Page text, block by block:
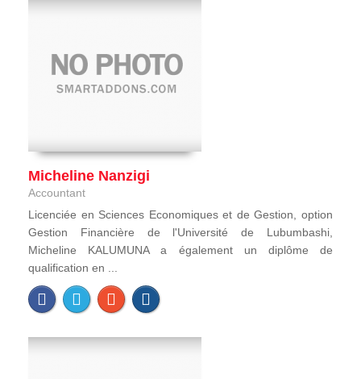
Micheline Nanzigi
Accountant
Licenciée en Sciences Economiques et de Gestion, option
Gestion Financière de l'Université de Lubumbashi,
Micheline KALUMUNA a également un diplôme de
qualification en ...